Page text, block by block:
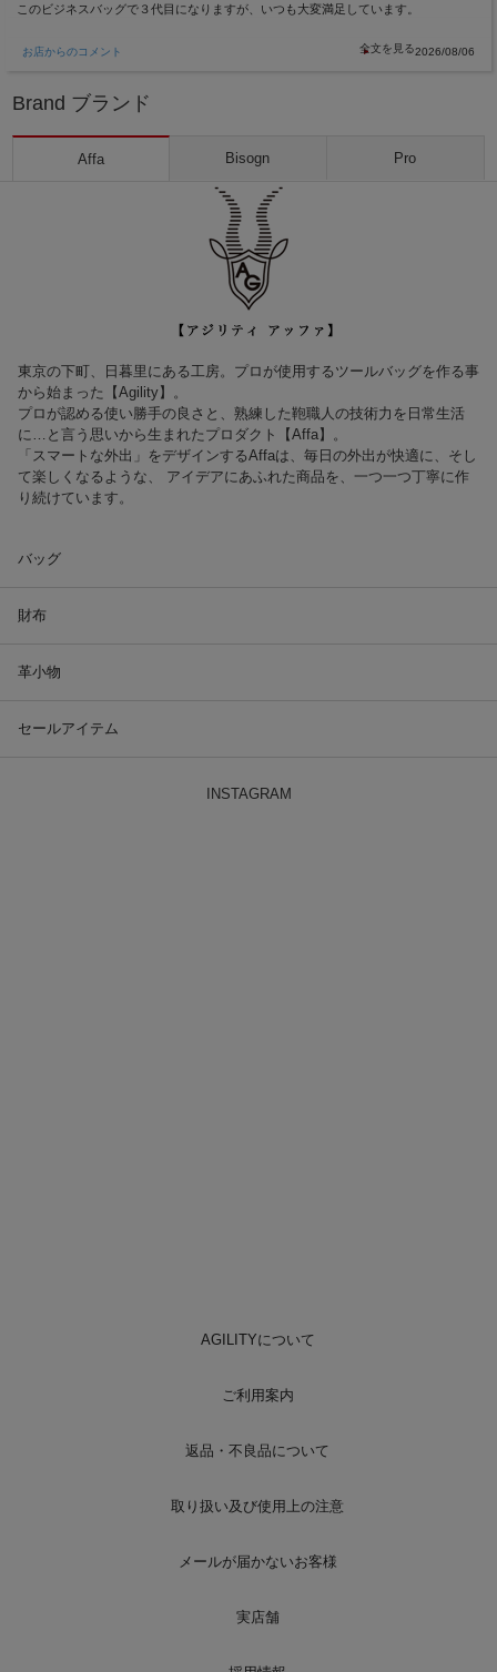
このビジネスバッグで３代目になりますが、いつも大変満足しています。
お店からのコメント 2026/08/06
Brand ブランド
Affa Bisogn Pro
東京の下町、日暮里にある工房。プロが使用するツールバッグを作る事
から始まった【Agility】。
プロが認める使い勝手の良さと、熟練した鞄職人の技術力を日常生活
に…と言う思いから生まれたプロダクト【Affa】。
「スマートな外出」をデザインするAffaは、毎日の外出が快適に、そし
て楽しくなるような、 アイデアにあふれた商品を、一つ一つ丁寧に作
り続けています。
バッグ
財布
革小物
セールアイテム
INSTAGRAM
AGILITYについて
ご利用案内
返品・不良品について
取り扱い及び使用上の注意
メールが届かないお客様
実店舗